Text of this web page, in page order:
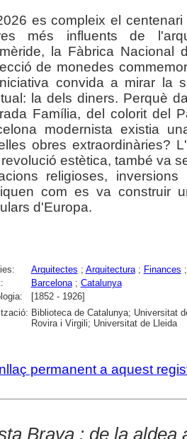
es compleix el
més influents de
la Fàbrica
de monedes
convida a mirar la
la dels diners. Perquè
Família, del colorit del
modernista existia
obres extraordinàries?
estètica, també va
religioses,
com es va construir
d'Europa.
Arquitectes ; Arquitectura; Finances
Barcelona; Catalunya
[1852 - 1926]
Biblioteca de Catalunya; Universitat
Rovira i Virgili; Universitat de Lleida
permanent a aquest
Brava : de la aldea